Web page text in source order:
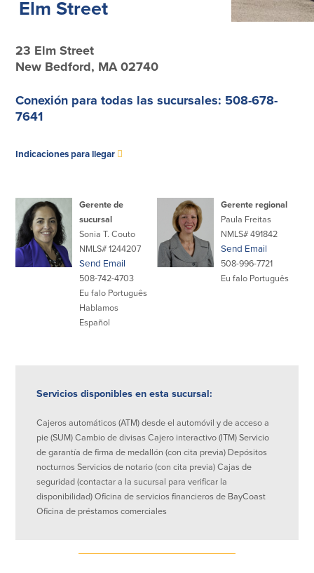
Préstamos personales en
Préstamos hipotecarios
Casas prefabricadas y móviles
Prestamo HEAT
Préstamos para automóviles de
Pagos de préstamos en línea
Partners Insurance
Tarjeta de ATM/Débito
Cajeros automáticos interactivos
(CIM)
Cajas de seguridad
para Empresas
Cuenta de cheques de Análisis
Empresarial (Business Analysis
Comprobación del ajuste correcto
Cuentas de cheques para
Municipalidades y Organizaciones
sin Fines de Lucro (Cuenta
mensual (Statement Savings)
Cuenta empresarial de Acceso al
mercado monetario (Business Money
Market Access)
Certificados de Depósito
Planes de retiro
Elm Street
23 Elm Street
New Bedford, MA 02740
Conexión para todas las sucursales: 508-678-
7641
Indicaciones para llegar
otra
Gerente de
sucursal
Sonia T. Couto
NMLS# 1244207
Send Email
508-742-4703
Eu falo Português
Hablamos
Español
Gerente regional
Paula Freitas
NMLS# 491842
Send Email
508-996-7721
Eu falo Português
Servicios disponibles en esta sucursal:
Cajeros automáticos (ATM) desde el automóvil y de acceso a
pie (SUM) Cambio de divisas Cajero interactivo (ITM) Servicio
de garantía de firma de medallón (con cita previa) Depósitos
nocturnos Servicios de notario (con cita previa) Cajas de
seguridad (contactar a la sucursal para verificar la
disponibilidad) Oficina de servicios financieros de BayCoast
Oficina de préstamos comerciales